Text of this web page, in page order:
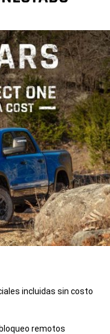
incluidas sin costo
remotos